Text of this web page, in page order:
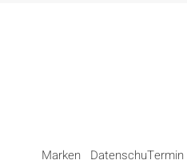
Marken
DatenschuTermin